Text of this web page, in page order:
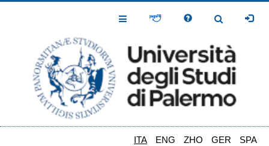
Toggle
Toggle
ITA ENG ZHO GER SPA